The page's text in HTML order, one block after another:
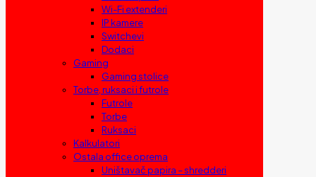
Wi-Fi extenderi
IP kamere
Switchevi
Dodaci
Gaming
Gaming stolice
Torbe, ruksaci i futrole
Futrole
Torbe
Ruksaci
Kalkulatori
Ostala office oprema
Uništavač papira – shredderi